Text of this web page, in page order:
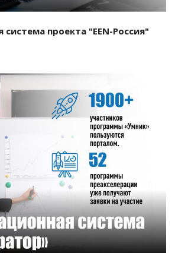
проекта "EEN-Россия"
Смотреть проект